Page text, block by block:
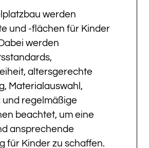
werden
und -flächen für Kinder
werden
altersgerechte
Materialauswahl,
und regelmäßige
beachtet, um eine
ansprechende
für Kinder zu schaffen.